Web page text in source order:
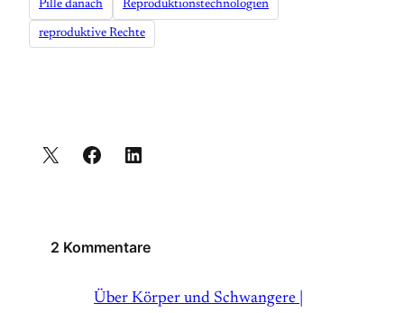
Pille danach Reproduktionstechnologien
reproduktive Rechte
2 Kommentare
Über Körper und Schwangere |